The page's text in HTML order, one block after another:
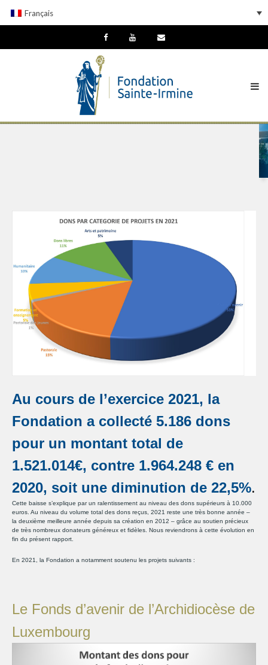
Français
Au cours de l’exercice 2021, la
Fondation a collecté 5.186 dons
pour un montant total de
1.521.014€, contre 1.964.248 € en
2020, soit une diminution de 22,5%.
Cette baisse s’explique par un ralentissement au niveau des dons supérieurs à 10.000
euros. Au niveau du volume total des dons reçus, 2021 reste une très bonne année –
la deuxième meilleure année depuis sa création en 2012 – grâce au soutien précieux
de très nombreux donateurs généreux et fidèles. Nous reviendrons à cette évolution en
fin du présent rapport.
En 2021, la Fondation a notamment soutenu les projets suivants :
Le Fonds d’avenir de l’Archidiocèse de
Luxembourg